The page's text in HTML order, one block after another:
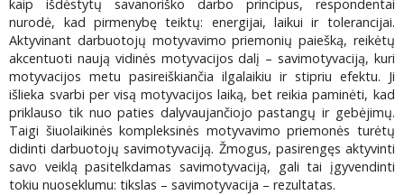
kaip išdėstytų savanoriško darbo principus, respondentai
nurodė, kad pirmenybę teiktų: energijai, laikui ir tolerancijai.
Aktyvinant darbuotojų motyvavimo priemonių paiešką, reikėtų
akcentuoti naują vidinės motyvacijos dalį – savimotyvaciją, kuri
motyvacijos metu pasireiškiančia ilgalaikiu ir stipriu efektu. Ji
išlieka svarbi per visą motyvacijos laiką, bet reikia paminėti, kad
priklauso tik nuo paties dalyvaujančiojo pastangų ir gebėjimų.
Taigi šiuolaikinės kompleksinės motyvavimo priemonės turėtų
didinti darbuotojų savimotyvaciją. Žmogus, pasirengęs aktyvinti
savo veiklą pasitelkdamas savimotyvaciją, gali tai įgyvendinti
tokiu nuoseklumu: tikslas – savimotyvacija – rezultatas.